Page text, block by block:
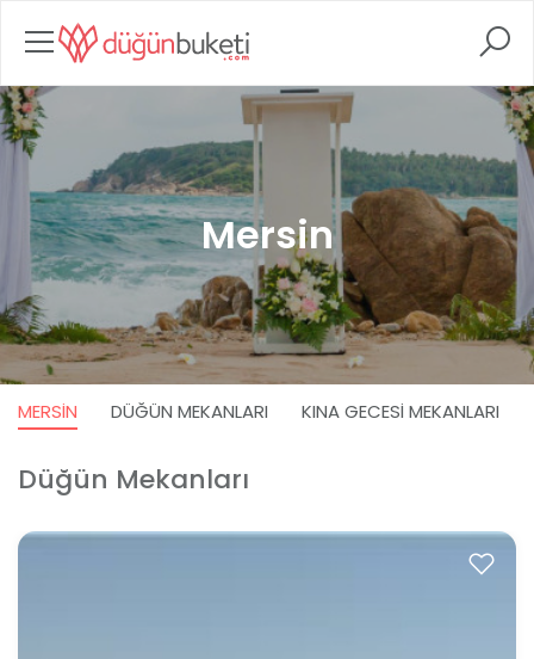
Mersin
MERSIN DÜĞÜN MEKANLARI KINA GECESI MEKANLARI
Düğün Mekanları